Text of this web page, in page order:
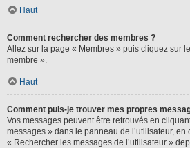
Haut
Comment rechercher des membres ?
Allez sur la page « Membres » puis cliquez sur
membre ».
Haut
Comment puis-je trouver mes propres
Vos messages peuvent être retrouvés en
messages » dans le panneau de l’utilisateur, en
« Rechercher les messages de l’utilisateur »